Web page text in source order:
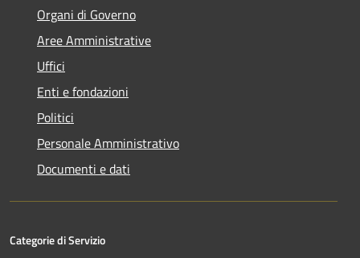
Organi di Governo
Aree Amministrative
Uffici
Enti e fondazioni
Politici
Personale Amministrativo
Documenti e dati
Categorie di Servizio